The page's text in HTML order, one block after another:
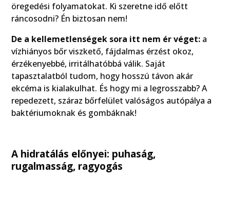
öregedési folyamatokat. Ki szeretne idő előtt
ráncosodni? Én biztosan nem!
De a kellemetlenségek sora itt nem ér véget: a
vízhiányos bőr viszkető, fájdalmas érzést okoz,
érzékenyebbé, irritálhatóbbá válik. Saját
tapasztalatból tudom, hogy hosszú távon akár
ekcéma is kialakulhat. És hogy mi a legrosszabb? A
repedezett, száraz bőrfelület valóságos autópálya a
baktériumoknak és gombáknak!
A hidratálás előnyei: puhaság,
rugalmasság, ragyogás